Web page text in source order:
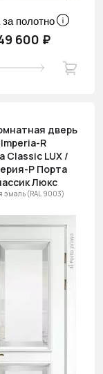
полотно
600 ₽
дверь
Imperia-R
Classic LUX /
Р Порта
Люкс
эмаль (RAL 9003)